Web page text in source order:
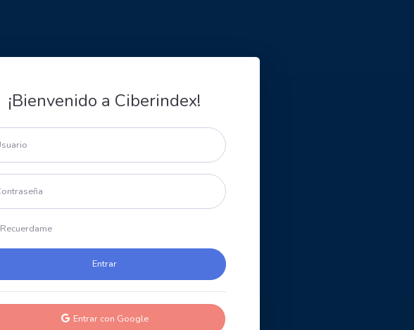
¡Bienvenido a Ciberindex!
Recuerdame
Entrar con Google